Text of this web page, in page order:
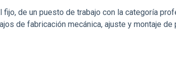
de un puesto de trabajo con la categoría
de fabricación mecánica, ajuste y montaje